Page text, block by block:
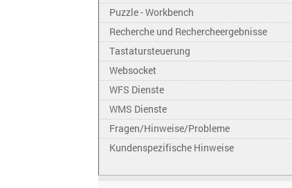
Puzzle - Workbench
Recherche und Rechercheergebnisse
Tastatursteuerung
Websocket
WFS Dienste
WMS Dienste
Fragen/Hinweise/Probleme
Kundenspezifische Hinweise